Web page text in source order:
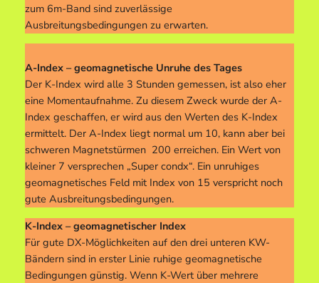
zum 6m-Band sind zuverlässige
Ausbreitungsbedingungen zu erwarten.
A-Index – geomagnetische Unruhe des Tages
Der K-Index wird alle 3 Stunden gemessen, ist also eher
eine Momentaufnahme. Zu diesem Zweck wurde der A-
Index geschaffen, er wird aus den Werten des K-Index
ermittelt. Der A-Index liegt normal um 10, kann aber bei
schweren Magnetstürmen 200 erreichen. Ein Wert von
kleiner 7 versprechen „Super condx“. Ein unruhiges
geomagnetisches Feld mit Index von 15 verspricht noch
gute Ausbreitungsbedingungen.
K-Index – geomagnetischer Index
Für gute DX-Möglichkeiten auf den drei unteren KW-
Bändern sind in erster Linie ruhige geomagnetische
Bedingungen günstig. Wenn K-Wert über mehrere